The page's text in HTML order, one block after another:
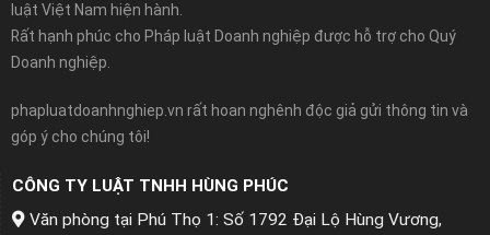
luật Việt Nam hiện hành.
Rất hạnh phúc cho Pháp luật Doanh nghiệp được hỗ trợ cho Quý
Doanh nghiệp.
phapluatdoanhnghiep.vn rất hoan nghênh độc giả gửi thông tin và
góp ý cho chúng tôi!
CÔNG TY LUẬT TNHH HÙNG PHÚC
Văn phòng tại Phú Thọ 1: Số 1792 Đại Lộ Hùng Vương,